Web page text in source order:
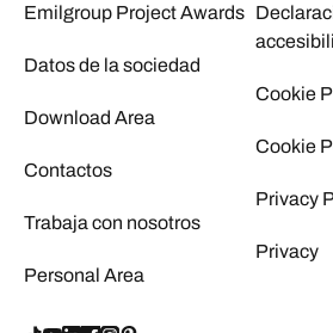
Emilgroup Project Awards
Datos de la sociedad
Download Area
Contactos
Trabaja con nosotros
Personal Area
Cookie
Cookie
Privacy
Privacy